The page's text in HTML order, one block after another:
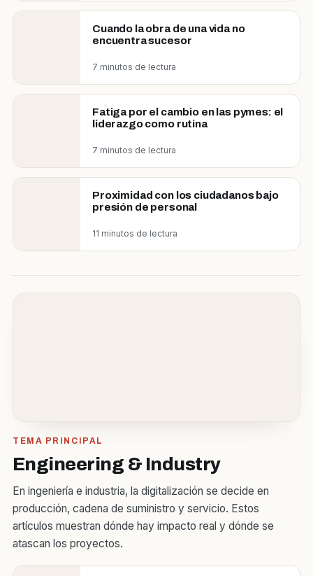
Cuando la obra de una vida no
encuentra sucesor
7 minutos de lectura
Fatiga por el cambio en las pymes: el
liderazgo como rutina
7 minutos de lectura
Proximidad con los ciudadanos bajo
presión de personal
11 minutos de lectura
TEMA PRINCIPAL
Engineering & Industry
En ingeniería e industria, la digitalización se decide en
producción, cadena de suministro y servicio. Estos
artículos muestran dónde hay impacto real y dónde se
atascan los proyectos.